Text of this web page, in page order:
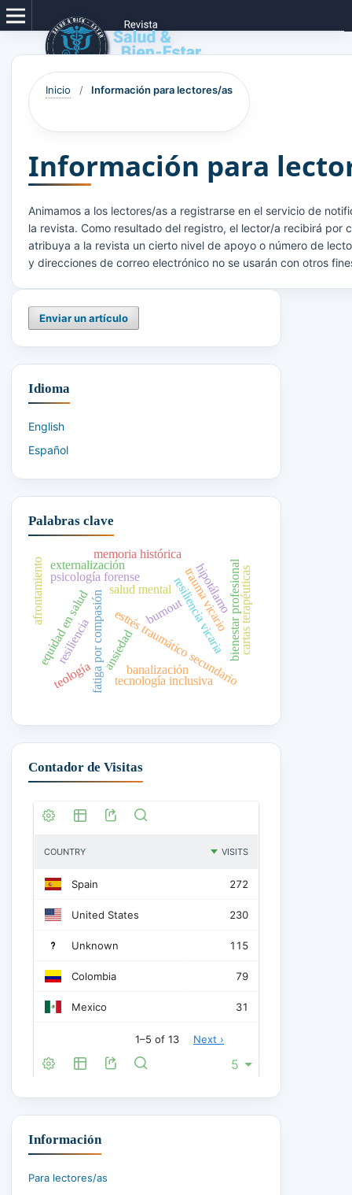
Inicio / Información para lectores/as
Información para
Animamos a los lectores/as a registrarse en el servicio de
la revista. Como resultado del registro, el lector/a recibirá por
atribuya a la revista un cierto nivel de apoyo o número de
y direcciones de correo electrónico no se usarán con otros
Enviar un artículo
Idioma
English
Español
Palabras clave
trauma vicario
estrés traumático secundario
fatiga por compasión burnout
psicología forense bienestar profesional
resiliencia vicaria
equidad en salud
tecnología inclusiva
salud mental
ansiedad
hipotálamocartas terapéuticas
externalización
memoria histórica
resiliencia
afrontamiento
banalización
teología
Contador de Visitas
Información
Para lectores/as